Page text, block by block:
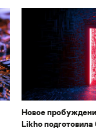
Новое
Likho